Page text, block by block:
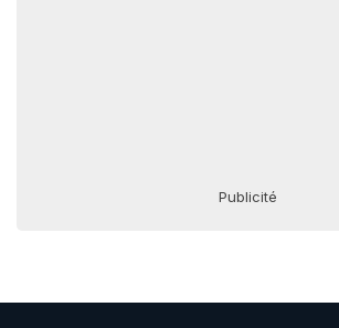
Publicité